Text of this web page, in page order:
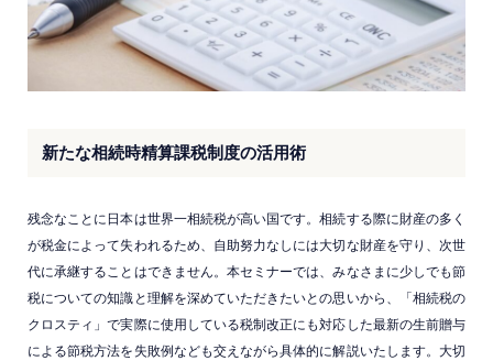
新たな相続時精算課税制度の活用術
残念なことに日本は世界一相続税が高い国です。相続する際に財産の多く
が税金によって失われるため、自助努力なしには大切な財産を守り、次世
代に承継することはできません。本セミナーでは、みなさまに少しでも節
税についての知識と理解を深めていただきたいとの思いから、「相続税の
クロスティ」で実際に使用している税制改正にも対応した最新の生前贈与
による節税方法を失敗例なども交えながら具体的に解説いたします。大切